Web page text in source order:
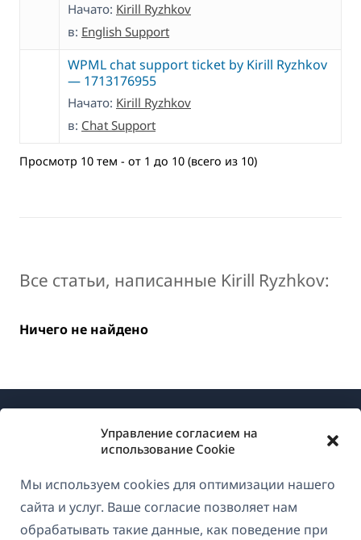
Управление согласием на
использование Cookie
Мы используем cookies для оптимизации нашего
сайта и услуг. Ваше согласие позволяет нам
обрабатывать такие данные, как поведение при
Начато: Kirill Ryzhkov
в: English Support
WPML chat support ticket by Kirill Ryzhkov
— 1713176955
Начато: Kirill Ryzhkov
в: Chat Support
Просмотр 10 тем - от 1 до 10 (всего из 10)
Все статьи, написанные Kirill Ryzhkov:
Ничего не найдено
О WPML
GDPR и политика конфиденциальности